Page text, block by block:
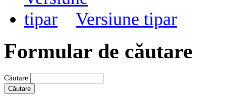
Versiune tipar
Formular de căutare
Căutare